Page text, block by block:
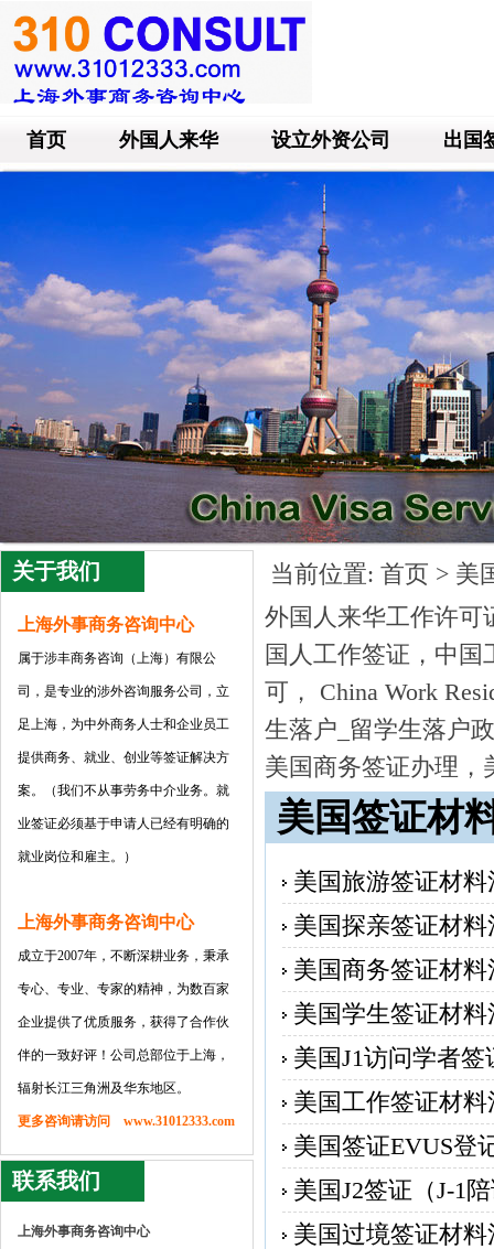
首页 外国人来华 设立外资公司 出国
关于我们
上海外事商务咨询中心
属于涉丰商务咨询（上海）有限公
司 ，是专业的涉外咨询服务公司，立
足上海，为中外商务人士和企业员工
提供商务、就业、创业等签证解决方
案。（我们不从事劳务中介业务。就
业签证必须基于申请人已经有明确的
就业岗位和雇主。）
上海外事商务咨询中心
成立于2007年，不断深耕业务，秉承
专心、专业、专家的精神，为数百家
企业提供了优质服务，获得了合作伙
伴的一致好评！公司总部位于上海，
辐射长江三角洲及华东地区。
更多咨询请访问 www.31012333.com
联系我们
上海外事商务咨询中心
当前位置: 首页 > 美
外国人来华工作许可
国人工作签证，中国
可， China Work
生落户_留学生落户
美国商务签证办理，
美国签证材
美国旅游签证材料
美国探亲签证材料
美国商务签证材料
美国学生签证材料
美国J1访问学者
美国工作签证材料
美国签证EVUS登
美国J2签证（J-1
美国过境签证材料